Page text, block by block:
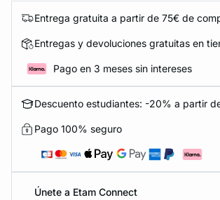
Entrega gratuita a partir de 75€ de
Entregas y devoluciones gratuitas en
Pago en 3 meses sin intereses
Descuento estudiantes: -20% a partir
Pago 100% seguro
Únete a Etam Connect